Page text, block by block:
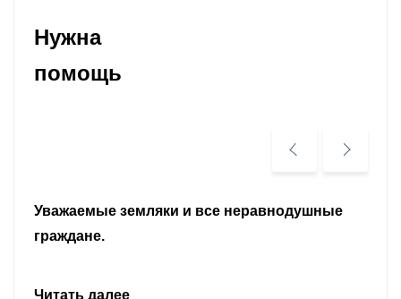
Нужна
помощь
Уважаемые земляки и все неравнодушные
граждане.
Читать далее